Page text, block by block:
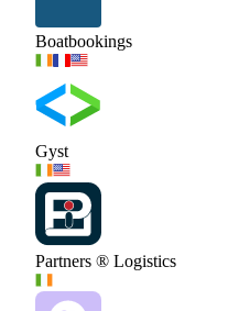
Boatbookings
Gyst
Partners ® Logistics